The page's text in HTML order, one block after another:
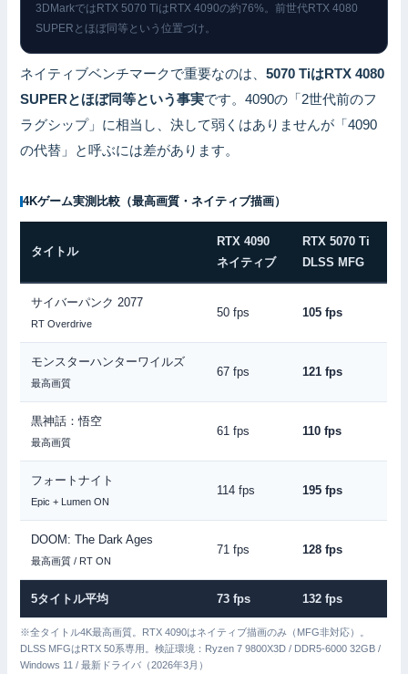
3DMarkではRTX 5070 TiはRTX 4090の約76%。前世代RTX 4080
SUPERとほぼ同等という位置づけ。
ネイティブベンチマークで重要なのは、5070 TiはRTX 4080
SUPERとほぼ同等という事実です。4090の「2世代前のフ
ラグシップ」に相当し、決して弱くはありませんが「4090
の代替」と呼ぶには差があります。
4Kゲーム実測比較（最高画質・ネイティブ描画）
タイトル
RTX 4090
ネイティブ
RTX 5070 Ti
DLSS MFG
サイバーパンク 2077
RT Overdrive
50 fps 105 fps
モンスターハンターワイルズ
最高画質
67 fps 121 fps
黒神話：悟空
最高画質
61 fps 110 fps
フォートナイト
Epic + Lumen ON
114 fps 195 fps
DOOM: The Dark Ages
最高画質 / RT ON
71 fps 128 fps
5タイトル平均 73 fps 132 fps
※全タイトル4K最高画質。RTX 4090はネイティブ描画のみ（MFG非対応）。
DLSS MFGはRTX 50系専用。検証環境：Ryzen 7 9800X3D / DDR5-6000 32GB /
Windows 11 / 最新ドライバ（2026年3月）